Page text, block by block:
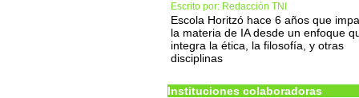
Escrito por: Redacción TNI
Escola Horitzó hace 6 años que
la materia de IA desde un enfoque
integra la ética, la filosofía, y otras
disciplinas
Instituciones colaboradoras